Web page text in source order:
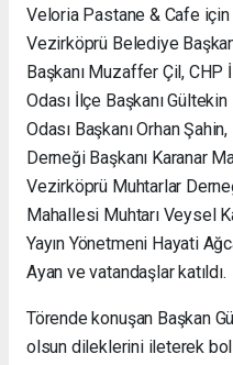
Veloria Pastane & Cafe için
Vezirköprü Belediye
Başkanı Muzaffer Çil, CHP
Odası İlçe Başkanı
Odası Başkanı Orhan
Derneği Başkanı Karanar
Vezirköprü Muhtarlar
Mahallesi Muhtarı Veysel
Yayın Yönetmeni Hayati
Ayan ve vatandaşlar katıldı.
Törende konuşan Başkan
olsun dileklerini ileterek